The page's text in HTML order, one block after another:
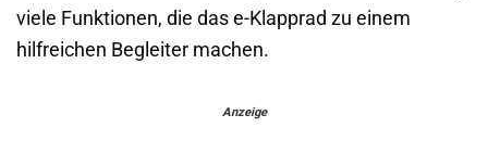
viele Funktionen, die das e-Klapprad zu einem
hilfreichen Begleiter machen.
Anzeige